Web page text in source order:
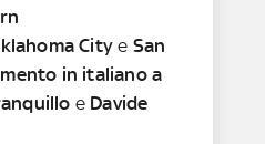
Citye San
in italiano a
e Davide